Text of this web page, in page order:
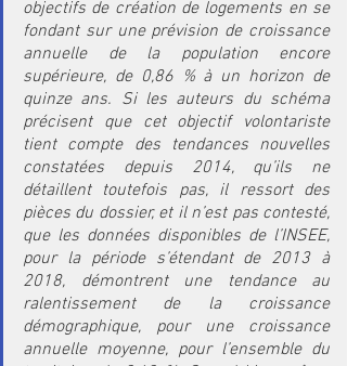
objectifs de création de logements en se
fondant sur une prévision de croissance
annuelle de la population encore
supérieure, de 0,86 % à un horizon de
quinze ans. Si les auteurs du schéma
précisent que cet objectif volontariste
tient compte des tendances nouvelles
constatées depuis 2014, qu’ils ne
détaillent toutefois pas, il ressort des
pièces du dossier, et il n’est pas contesté,
que les données disponibles de l’INSEE,
pour la période s’étendant de 2013 à
2018, démontrent une tendance au
ralentissement de la croissance
démographique, pour une croissance
annuelle moyenne, pour l’ensemble du